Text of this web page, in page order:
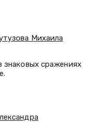
Михаила
знаковых сражениях